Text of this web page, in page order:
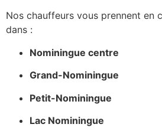
Nos chauffeurs vous prennent en
dans :
Nominingue centre
Grand-Nominingue
Petit-Nominingue
Lac Nominingue